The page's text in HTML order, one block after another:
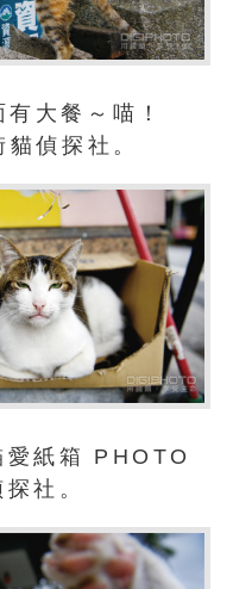
有大餐～喵！
偵探社。
愛紙箱
PHOTO
社。